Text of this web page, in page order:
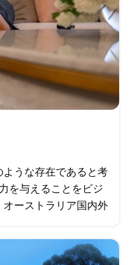
うな存在であると考
を与えることをビジ
ーストラリア国内外